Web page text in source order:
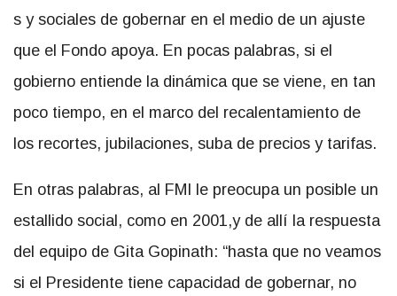
s y sociales de gobernar en el medio de un ajuste
que el Fondo apoya. En pocas palabras, si el
gobierno entiende la dinámica que se viene, en tan
poco tiempo, en el marco del recalentamiento de
los recortes, jubilaciones, suba de precios y tarifas.
En otras palabras, al FMI le preocupa un posible un
estallido social, como en 2001,y de allí la respuesta
del equipo de Gita Gopinath: “hasta que no veamos
si el Presidente tiene capacidad de gobernar, no